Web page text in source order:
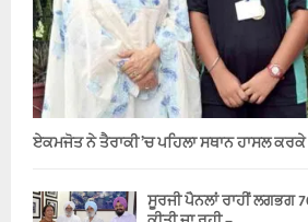
ਏਕਮਜੋਤ ਨੇ ਤੈਰਾਕੀ ’ਚ ਪਹਿਲਾ ਸਥਾਨ ਹਾਸਲ
ਸੂਰਜੀ ਪੈਨਲਾਂ ਰਾਹੀਂ ਲਗਭਗ